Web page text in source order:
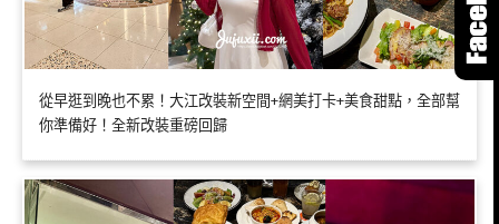
從早逛到晚也不累！大江改裝新空間+網美打卡+美食甜點，全部幫
你準備好！全新改裝重磅回歸